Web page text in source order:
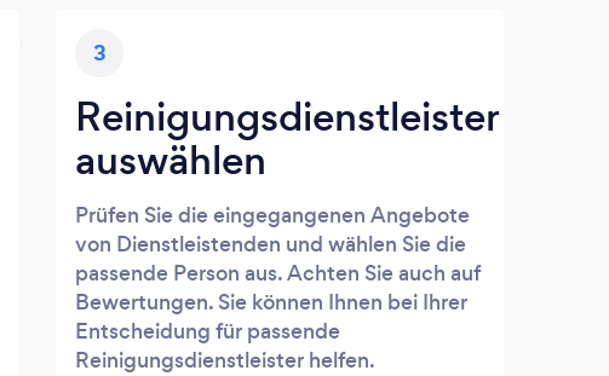
3
Reinigungsdienstleister
auswählen
Prüfen Sie die eingegangenen Angebote
von Dienstleistenden und wählen Sie die
passende Person aus. Achten Sie auch auf
Bewertungen. Sie können Ihnen bei Ihrer
Entscheidung für passende
Reinigungsdienstleister helfen.